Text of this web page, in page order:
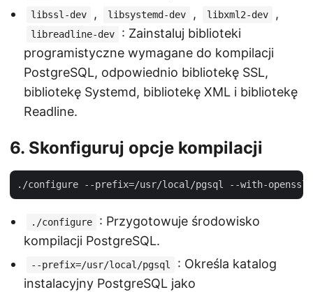
libssl-dev , libsystemd-dev , libxml2-dev ,
libreadline-dev
: Zainstaluj biblioteki
programistyczne wymagane do kompilacji
PostgreSQL, odpowiednio bibliotekę SSL,
bibliotekę Systemd, bibliotekę XML i bibliotekę
Readline.
6. Skonfiguruj opcje kompilacji
./configure
: Przygotowuje środowisko
kompilacji PostgreSQL.
--prefix=/usr/local/pgsql
: Określa katalog
instalacyjny PostgreSQL jako